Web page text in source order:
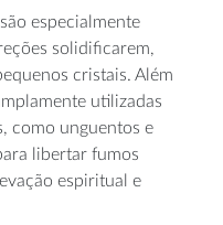
especialmente
solidificarem,
cristais. Além
utilizadas
como unguentos e
libertar fumos
espiritual e